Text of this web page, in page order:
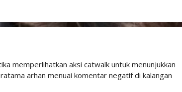
memperlihatkan aksi catwalk untuk menunjukkan
arhan menuai komentar negatif di kalangan